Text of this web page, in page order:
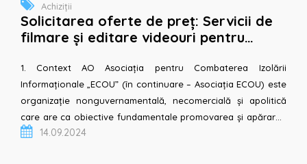
Achiziții
Solicitarea oferte de preț: Servicii de
filmare și editare videouri pentru
intr...
1. Context AO Asociația pentru Combaterea Izolării
Informaționale „ECOU” (în continuare – Asociația ECOU) este
organizație nonguvernamentală, necomercială și apolitică
care are ca obiective fundamentale promovarea și apărarea
drepturilor omului, dezvoltarea unei societăți...
14.09.2024